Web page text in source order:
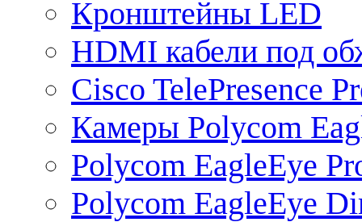
Кронштейны LED
HDMI кабели под
Cisco TelePresence
Камеры Polycom
Polycom EagleEye
Polycom EagleEye